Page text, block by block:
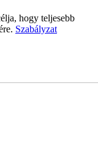
hogy teljesebb
Szabályzat